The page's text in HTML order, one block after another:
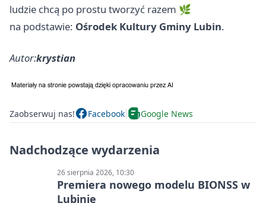
ludzie chcą po prostu tworzyć razem 🌿
na podstawie: Ośrodek Kultury Gminy Lubin.
Autor:krystian
Zaobserwuj nas! Facebook Google News
Nadchodzące wydarzenia
26 sierpnia 2026, 10:30
Premiera nowego modelu BIONSS w
Lubinie